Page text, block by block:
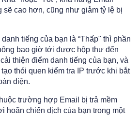
cao hơn, cũng như giảm tỷ lệ bị
tiếng của bạn là “Thấp" thì phần
bao giờ tới được hộp thư đến
thiện điểm danh tiếng của bạn, và
thói quen kiểm tra IP trước khi bắt
diện.
trường hợp Email bị trả mềm
hoãn chiến dịch của bạn trong một